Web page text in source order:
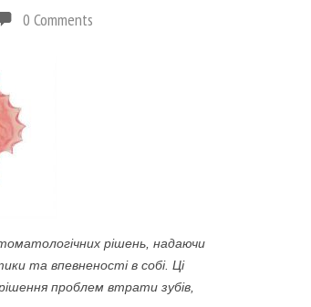
0 Comments
рішень, надаючи
та впевненості в собі. Ці
проблем втрати зубів,